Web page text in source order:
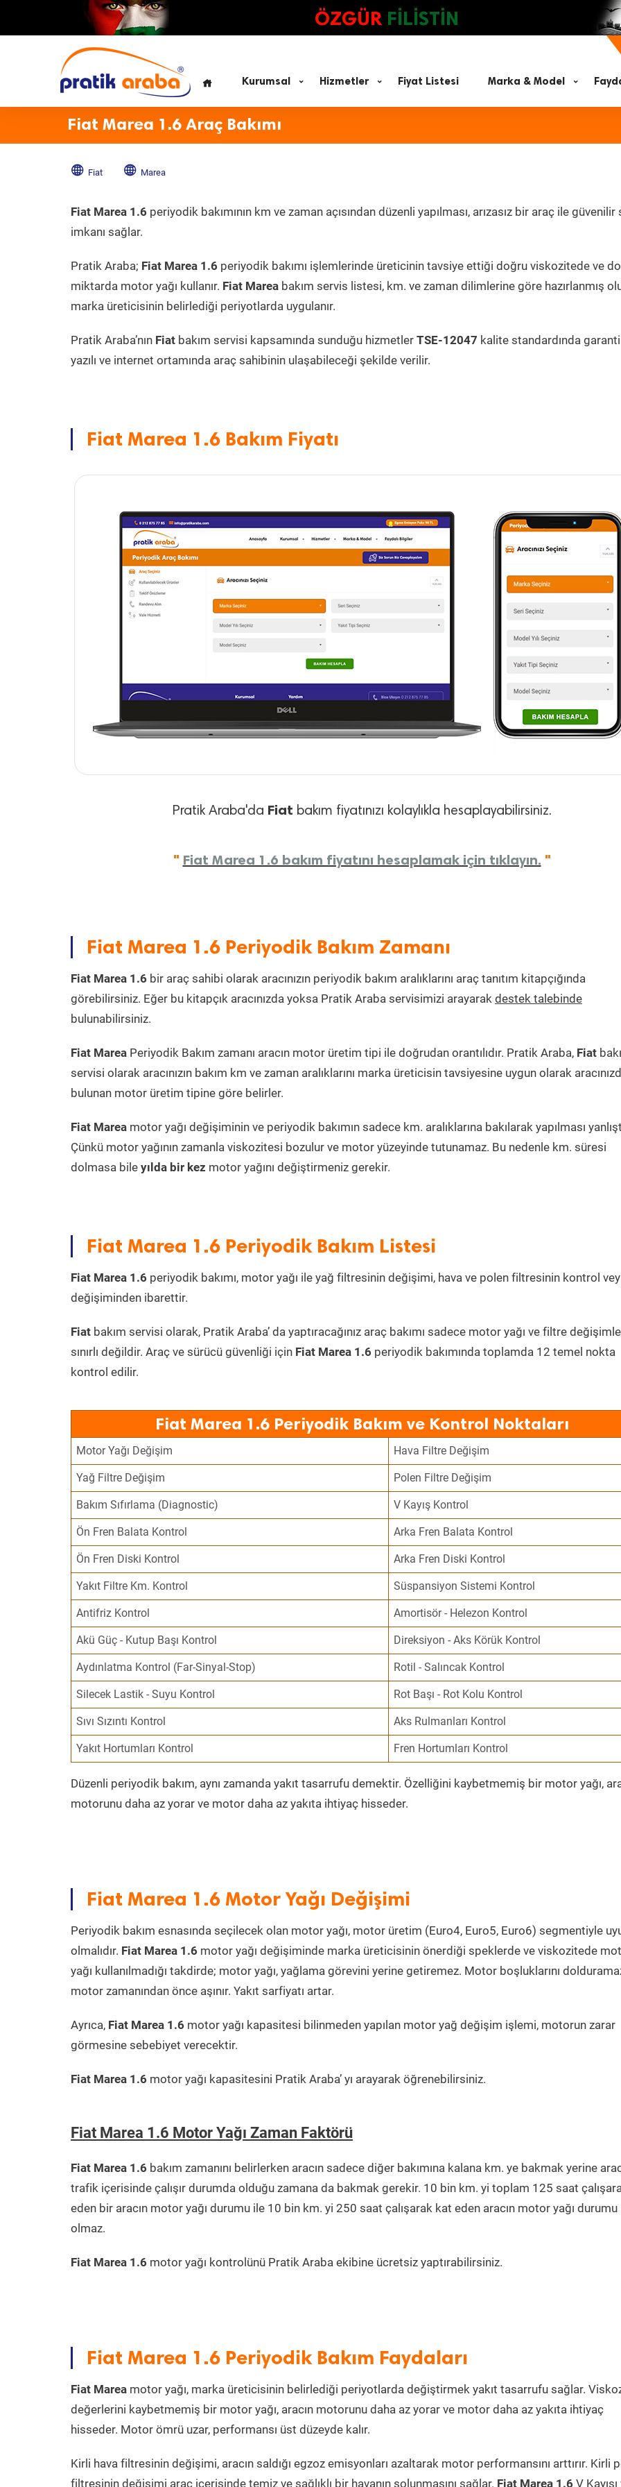
ÖZGÜR FİLİSTİN
Kurumsal Hizmetler Fiyat Listesi Marka & Model
Fiat Marea 1.6 Araç Bakımı
Fiat Marea
Fiat Marea 1.6 periyodik bakımının km ve zaman açısından düzenli yapılması, arızasız bir araç ile güvenilir
imkanı sağlar.
Pratik Araba; Fiat Marea 1.6 periyodik bakımı işlemlerinde üreticinin tavsiye ettiği doğru viskozitede ve
miktarda motor yağı kullanır. Fiat Marea bakım servis listesi, km. ve zaman dilimlerine göre hazırlanmış
marka üreticisinin belirlediği periyotlarda uygulanır.
Pratik Araba’nın Fiat bakım servisi kapsamında sunduğu hizmetler TSE-12047 kalite standardında
yazılı ve internet ortamında araç sahibinin ulaşabileceği şekilde verilir.
Fiat Marea 1.6 Bakım Fiyatı
Pratik Araba'da Fiatbakım fiyatınızı kolaylıkla hesaplayabilirsiniz.
" Fiat Marea 1.6 bakım fiyatını hesaplamak için tıklayın. "
Fiat Marea 1.6 Periyodik Bakım Zamanı
Fiat Marea 1.6 bir araç sahibi olarak aracınızın periyodik bakım aralıklarını araç tanıtım kitapçığında
görebilirsiniz. Eğer bu kitapçık aracınızda yoksa Pratik Araba servisimizi arayarak destek talebinde
bulunabilirsiniz.
Fiat Marea Periyodik Bakım zamanı aracın motor üretim tipi ile doğrudan orantılıdır. Pratik Araba, Fiat
servisi olarak aracınızın bakım km ve zaman aralıklarını marka üreticisin tavsiyesine uygun olarak
bulunan motor üretim tipine göre belirler.
Fiat Marea motor yağı değişiminin ve periyodik bakımın sadece km. aralıklarına bakılarak yapılması
Çünkü motor yağının zamanla viskozitesi bozulur ve motor yüzeyinde tutunamaz. Bu nedenle km. süresi
dolmasa bile yılda bir kez motor yağını değiştirmeniz gerekir.
Fiat Marea 1.6 Periyodik Bakım Listesi
Fiat Marea 1.6 periyodik bakımı, motor yağı ile yağ filtresinin değişimi, hava ve polen filtresinin kontrol
değişiminden ibarettir.
Fiat bakım servisi olarak, Pratik Araba’ da yaptıracağınız araç bakımı sadece motor yağı ve filtre
sınırlı değildir. Araç ve sürücü güvenliği için Fiat Marea 1.6 periyodik bakımında toplamda 12 temel nokta
kontrol edilir.
Fiat Marea 1.6 Periyodik Bakım ve Kontrol Noktaları
Motor Yağı Değişim Hava Filtre Değişim
Yağ Filtre Değişim Polen Filtre Değişim
Bakım Sıfırlama (Diagnostic) V Kayış Kontrol
Ön Fren Balata Kontrol Arka Fren Balata Kontrol
Ön Fren Diski Kontrol Arka Fren Diski Kontrol
Yakıt Filtre Km. Kontrol Süspansiyon Sistemi Kontrol
Antifriz Kontrol Amortisör - Helezon Kontrol
Akü Güç - Kutup Başı Kontrol Direksiyon - Aks Körük Kontrol
Aydınlatma Kontrol (Far-Sinyal-Stop) Rotil - Salıncak Kontrol
Silecek Lastik - Suyu Kontrol Rot Başı - Rot Kolu Kontrol
Sıvı Sızıntı Kontrol Aks Rulmanları Kontrol
Yakıt Hortumları Kontrol Fren Hortumları Kontrol
Düzenli periyodik bakım, aynı zamanda yakıt tasarrufu demektir. Özelliğini kaybetmemiş bir motor yağı,
motorunu daha az yorar ve motor daha az yakıta ihtiyaç hisseder.
Fiat Marea 1.6 Motor Yağı Değişimi
Periyodik bakım esnasında seçilecek olan motor yağı, motor üretim (Euro4, Euro5, Euro6) segmentiyle
olmalıdır. Fiat Marea 1.6 motor yağı değişiminde marka üreticisinin önerdiği speklerde ve viskozitede
yağı kullanılmadığı takdirde; motor yağı, yağlama görevini yerine getiremez. Motor boşluklarını
motor zamanından önce aşınır. Yakıt sarfiyatı artar.
Ayrıca, Fiat Marea 1.6 motor yağı kapasitesi bilinmeden yapılan motor yağ değişim işlemi, motorun zarar
görmesine sebebiyet verecektir.
Fiat Marea 1.6 motor yağı kapasitesini Pratik Araba’ yı arayarak öğrenebilirsiniz.
Fiat Marea 1.6 Motor Yağı Zaman Faktörü
Fiat Marea 1.6 bakım zamanını belirlerken aracın sadece diğer bakımına kalana km. ye bakmak yerine
trafik içerisinde çalışır durumda olduğu zamana da bakmak gerekir. 10 bin km. yi toplam 125 saat
eden bir aracın motor yağı durumu ile 10 bin km. yi 250 saat çalışarak kat eden aracın motor yağı durumu
olmaz.
Fiat Marea 1.6 motor yağı kontrolünü Pratik Araba ekibine ücretsiz yaptırabilirsiniz.
Fiat Marea 1.6 Periyodik Bakım Faydaları
Fiat Marea motor yağı, marka üreticisinin belirlediği periyotlarda değiştirmek yakıt tasarrufu sağlar.
değerlerini kaybetmemiş bir motor yağı, aracın motorunu daha az yorar ve motor daha az yakıta ihtiyaç
hisseder. Motor ömrü uzar, performansı üst düzeyde kalır.
Kirli hava filtresinin değişimi, aracın saldığı egzoz emisyonları azaltarak motor performansını arttırır. Kirli
filtresinin değişimi araç içerisinde temiz ve sağlıklı bir havanın solunmasını sağlar. Fiat Marea 1.6 V